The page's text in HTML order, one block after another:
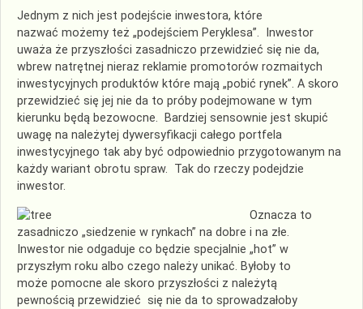
Jednym z nich jest podejście inwestora, które
nazwać możemy też „podejściem Peryklesa”. Inwestor
uważa że przyszłości zasadniczo przewidzieć się nie da,
wbrew natrętnej nieraz reklamie promotorów rozmaitych
inwestycyjnych produktów które mają „pobić rynek”. A skoro
przewidzieć się jej nie da to próby podejmowane w tym
kierunku będą bezowocne. Bardziej sensownie jest skupić
uwagę na należytej dywersyfikacji całego portfela
inwestycyjnego tak aby być odpowiednio przygotowanym na
każdy wariant obrotu spraw. Tak do rzeczy podejdzie
inwestor.
Oznacza to
zasadniczo „siedzenie w rynkach” na dobre i na złe.
Inwestor nie odgaduje co będzie specjalnie „hot” w
przyszłym roku albo czego należy unikać. Byłoby to
może pomocne ale skoro przyszłości z należytą
pewnością przewidzieć się nie da to sprowadzałoby